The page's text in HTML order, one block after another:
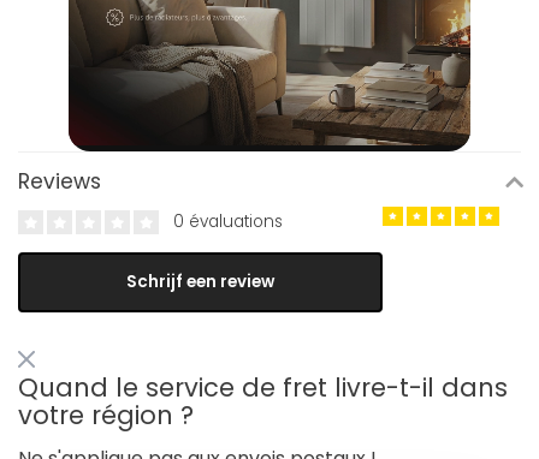
Reviews
0 évaluations
Schrijf een review
Quand le service de fret livre-t-il dans
votre région ?